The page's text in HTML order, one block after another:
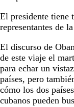
El presidente tiene
representantes de
El discurso de
de este viaje el
para echar un
países, pero
cómo los dos
cubanos pueden